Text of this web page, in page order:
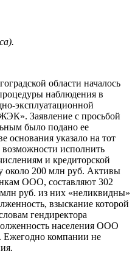
области началось
наблюдения в
эксплуатационной
Заявление с просьбой
было подано ее
основания указало на тот
возможности исполнить
и кредиторской
около 200 млн руб. Активы
ООО, составляют 302
руб. из них «неликвидны»
взыскание которой
гендиректора
населения ООО
Ежегодно компании не